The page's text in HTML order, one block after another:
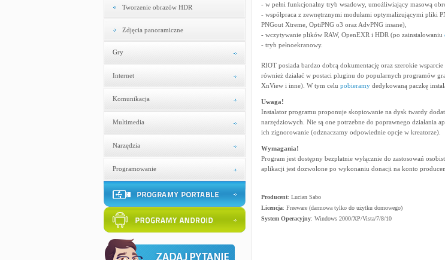
Tworzenie obrazów HDR
Zdjęcia panoramiczne
Gry
Internet
Komunikacja
Multimedia
Narzędzia
Programowanie
- w pełni funkcjonalny tryb wsadowy, umożliwiający masową
- współpraca z zewnętrznymi modułami optymalizującymi pliki
PNGout Xtreme, OptiPNG o3 oraz AdvPNG insane),
- wczytywanie plików RAW, OpenEXR i HDR (po zainstalowaniu
- tryb pełnoekranowy.
RIOT posiada bardzo dobrą dokumentację oraz szerokie wsparcie
również działać w postaci pluginu do popularnych programów
XnView i inne). W tym celu pobieramydedykowaną paczkę
Uwaga!
Instalator programu proponuje skopiowanie na dysk twardy
narzędziowych. Nie są one potrzebne do poprawnego działania
ich zignorowanie (odznaczamy odpowiednie opcje w kreatorze).
Wymagania!
Program jest dostępny bezpłatnie wyłącznie do zastosowań
aplikacji jest dozwolone po wykonaniu donacji na konto
Producent: Lucian Sabo
Licencja: Freeware (darmowa tylko do użytku domowego)
System Operacyjny: Windows 2000/XP/Vista/7/8/10